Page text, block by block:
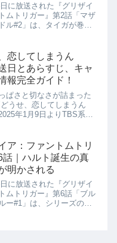
に放送された『グリザイ
ムトリガー』第2話「マザ
ル#2」は、タイガが巻き
浜学園を舞台に、国際的な
クター同...
恋してしまうん
日とあらすじ、キャ
報完全ガイド！
ぱさと切なさが詰まった
うせ、恋してしまうん
年1月9日よりTBS系列
の恋模様を描いた学園青春
す。原作は...
ア：ファントムトリ
話｜ハルト誕生の真
明かされる
に放送された『グリザイ
ムトリガー』第6話「ブル
ー#1」は、シリーズの核